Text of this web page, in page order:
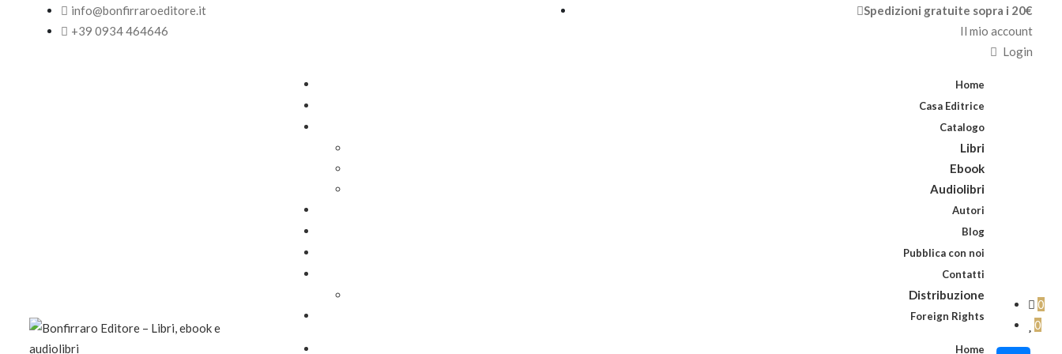
info@bonfirraroeditore.it
+39 0934 464646
Spedizioni gratuite sopra i 20€
Il mio account
Login
Home
Casa Editrice
Catalogo
Libri
Ebook
Audiolibri
Autori
Blog
Pubblica con noi
Contatti
Distribuzione
Foreign Rights
Home
0
0